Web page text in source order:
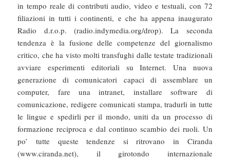
in tempo reale di contributi audio, video e testuali, con 72
filiazioni in tutti i continenti, e che ha appena inaugurato
Radio d.r.o.p. (radio.indymedia.org/drop). La seconda
tendenza è la fusione delle competenze del giornalismo
critico, che ha visto molti transfughi dalle testate tradizionali
avviare esperimenti editoriali su Internet. Una nuova
generazione di comunicatori capaci di assemblare un
computer, fare una intranet, installare software di
comunicazione, redigere comunicati stampa, tradurli in tutte
le lingue e spedirli per il mondo, uniti da un processo di
formazione reciproca e dal continuo scambio dei ruoli. Un
po’ tutte queste tendenze si ritrovano in Ciranda
(www.ciranda.net), il girotondo internazionale